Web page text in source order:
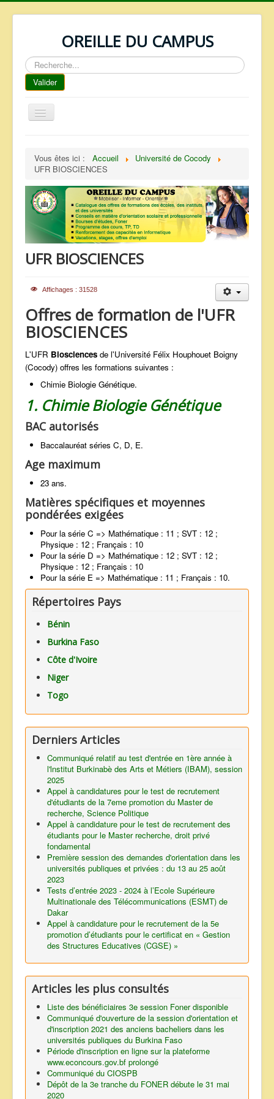
OREILLE DU CAMPUS
Rechercher
Valider
Basculer
la
REPERTOIRE
QUI SOMMES NOUS ?
NOS SERVICES
FAQ
CONTACTS
TELECHARGEMENTS
ANNONCES
Vous êtes ici : Accueil
Université de Cocody
UFR BIOSCIENCES
UFR BIOSCIENCES
Affichages : 31528
Offres de formation de l'UFR
BIOSCIENCES
L'UFR Biosciences de l'Université Félix Houphouet Boigny
(Cocody) offres les formations suivantes :
Chimie Biologie Génétique.
1. Chimie Biologie Génétique
BAC autorisés
Baccalauréat séries C, D, E.
Age maximum
23 ans.
Matières spécifiques et moyennes
pondérées exigées
Pour la série C => Mathématique : 11 ; SVT : 12 ;
Physique : 12 ; Français : 10
Pour la série D => Mathématique : 12 ; SVT : 12 ;
Physique : 12 ; Français : 10
Pour la série E => Mathématique : 11 ; Français : 10.
Répertoires Pays
Bénin
Burkina Faso
Côte d'Ivoire
Niger
Togo
Derniers Articles
Communiqué relatif au test d'entrée en 1ère année à
l'lnstitut Burkinabè des Arts et Métiers (IBAM), session
2025
Appel à candidatures pour le test de recrutement
d'étudiants de la 7eme promotion du Master de
recherche, Science Politique
Appel à candidature pour le test de recrutement des
étudiants pour le Master recherche, droit privé
fondamental
Première session des demandes d'orientation dans les
universités publiques et privées : du 13 au 25 août
2023
Tests d’entrée 2023 - 2024 à l’Ecole Supérieure
Multinationale des Télécommunications (ESMT) de
Dakar
Appel à candidature pour le recrutement de la 5e
promotion d’étudiants pour le certificat en « Gestion
des Structures Educatives (CGSE) »
Articles les plus consultés
Liste des bénéficiaires 3e session Foner disponible
Communiqué d'ouverture de la session d'orientation et
d'inscription 2021 des anciens bacheliers dans les
universités publiques du Burkina Faso
Période d'inscription en ligne sur la plateforme
www.econcours.gov.bf prolongé
Communiqué du CIOSPB
Dépôt de la 3e tranche du FONER débute le 31 mai
2020